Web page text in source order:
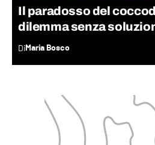
Il paradosso del
dilemma senza
DiMaria Bosco